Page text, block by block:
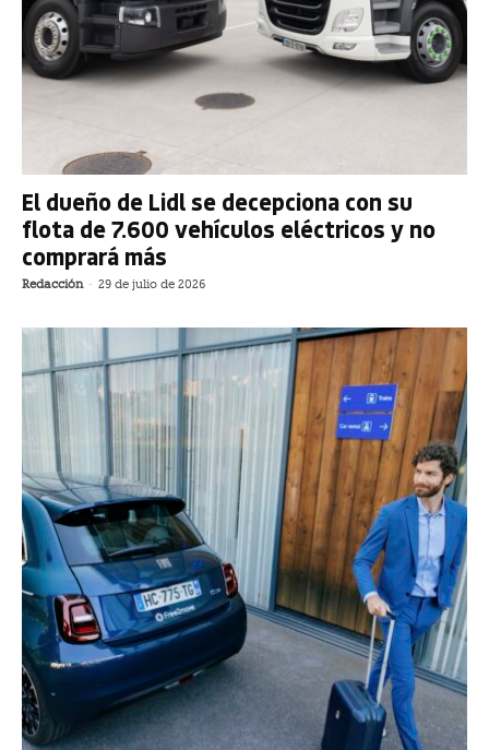
El dueño de Lidl se decepciona con su
flota de 7.600 vehículos eléctricos y no
comprará más
Redacción - 29 de julio de 2026